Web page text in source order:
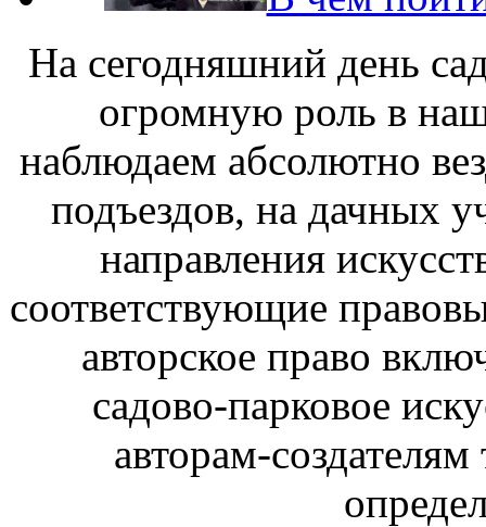
На сегодняшний день
огромную роль в
наблюдаем абсолютно
подъездов, на дачных
направления
соответствующие
авторское право
садово-парковое
авторам-